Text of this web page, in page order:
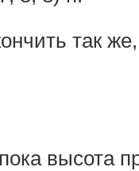
так
высота